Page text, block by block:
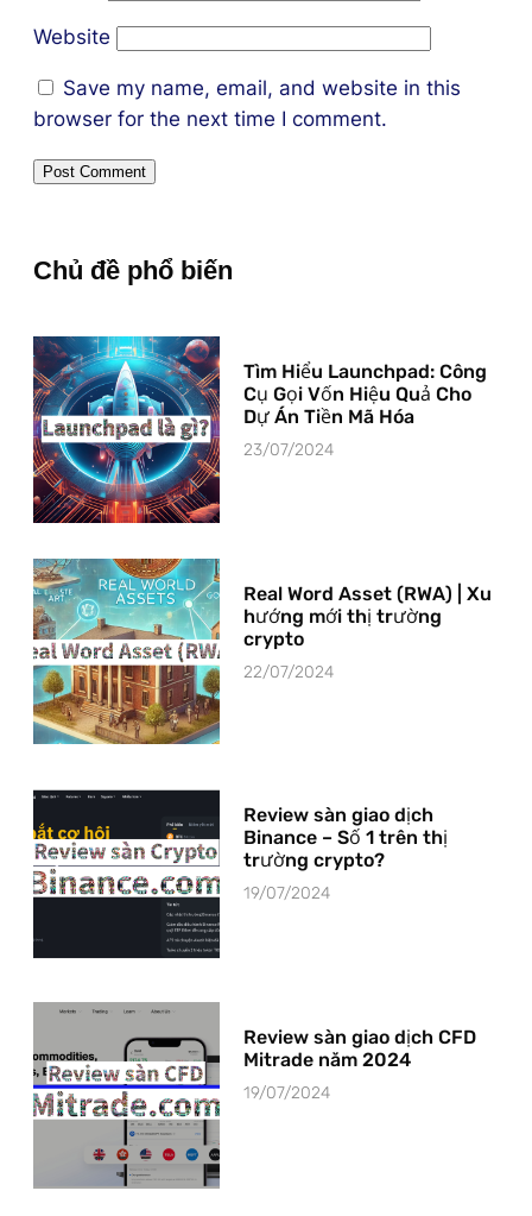
Website
Save my name, email, and website in this
browser for the next time I comment.
Chủ đề phổ biến
Tìm Hiểu Launchpad: Công
Cụ Gọi Vốn Hiệu Quả Cho
Dự Án Tiền Mã Hóa
23/07/2024
Real Word Asset (RWA) | Xu
hướng mới thị trường
crypto
22/07/2024
Review sàn giao dịch
Binance – Số 1 trên thị
trường crypto?
19/07/2024
Review sàn giao dịch CFD
Mitrade năm 2024
19/07/2024